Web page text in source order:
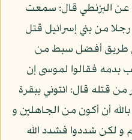
عن البزنطي قال: سمعت
من بني إسرائيل قتل
طريق أفضل سبط من
بدمه فقالوا لموسى إن
قتله قال: ائتوني ببقرة
أن أكون من الجاهلين و
و لكن شددوا فشدد الله